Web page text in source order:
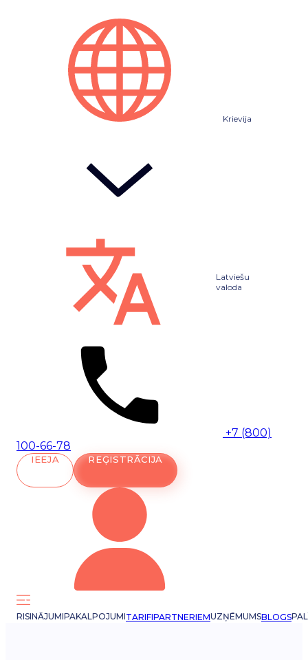
Krievija
Latviešu
valoda
+7 (800)
100-66-78
IEEJA REĢISTRĀCIJA
RISINĀJUMIPAKALPOJUMITARIFIPARTNERIEMUZŅĒMUMSBLOGS